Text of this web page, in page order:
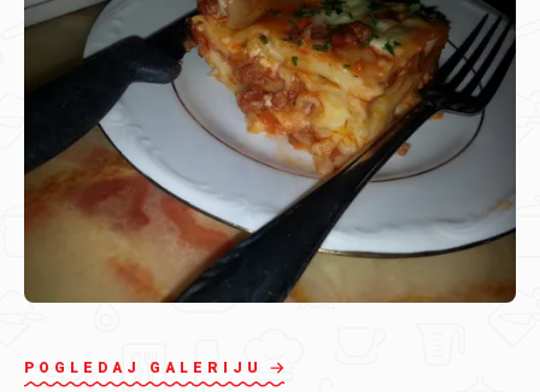
POGLEDAJ GALERIJU